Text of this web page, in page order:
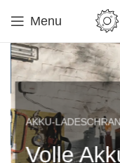
Menu
AKKU-
Volle